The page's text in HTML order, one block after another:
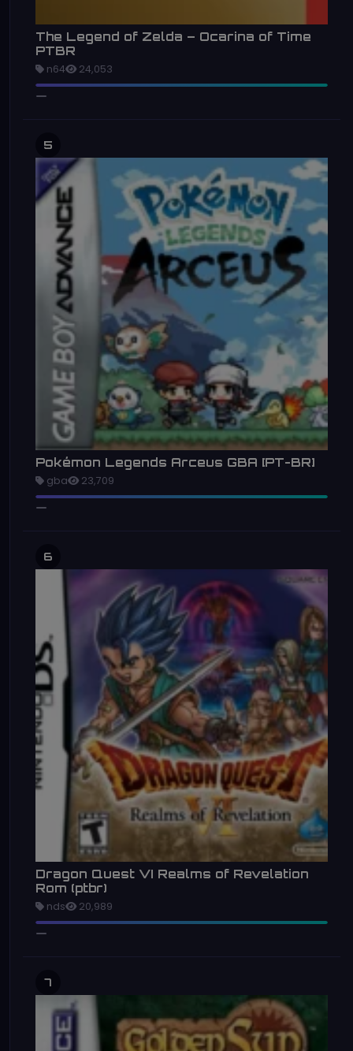
The Legend of Zelda – Ocarina of Time
PTBR
n64 24,053
5
Pokémon Legends Arceus GBA [PT-BR]
gba 23,709
6
Dragon Quest VI Realms of Revelation
Rom (ptbr)
nds 20,989
7